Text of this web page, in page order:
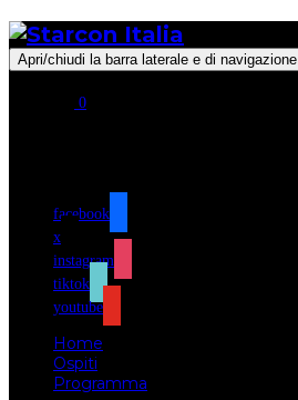
Apri/chiudi la barra laterale e di navigazione
0
facebook
x
instagram
tiktok
youtube
Home
Ospiti
Programma